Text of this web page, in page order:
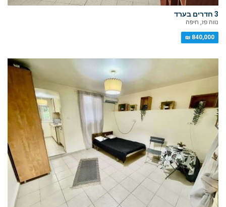
3 חדרים בערד
נווה פז, חיפה
840,000 ₪